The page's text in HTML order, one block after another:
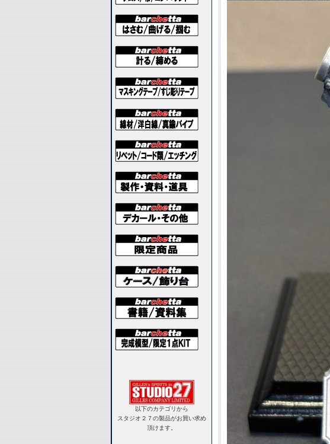
以下のカテゴリから
スタジオ２７の製品がお買い求め
頂けます。